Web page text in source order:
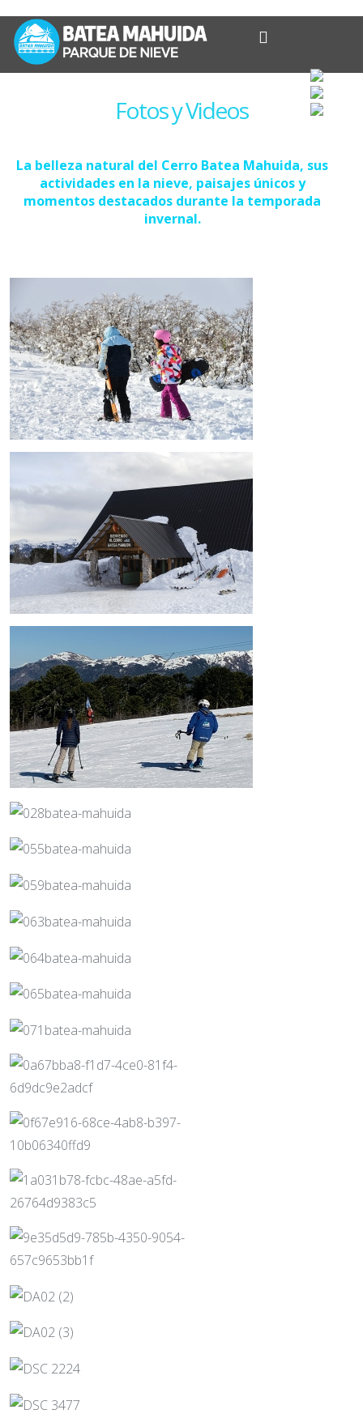
Fotos y Videos
La belleza natural del Cerro Batea Mahuida, sus
actividades en la nieve, paisajes únicos y
momentos destacados durante la temporada
invernal.